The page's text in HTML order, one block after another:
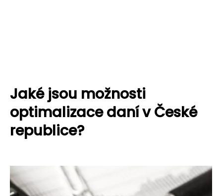
Jaké jsou možnosti
optimalizace daní v České
republice?